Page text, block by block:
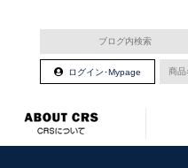
ログイン･Mypage